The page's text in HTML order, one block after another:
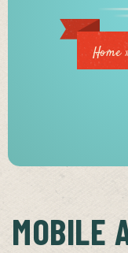
Home
MOBILE